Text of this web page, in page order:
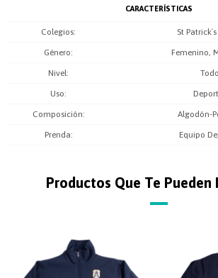
CARACTERÍSTICAS
Colegios St
Género Femenino,
Nivel
Uso
Composición Algodón-
Prenda Equipo
Productos Que Te Pueden